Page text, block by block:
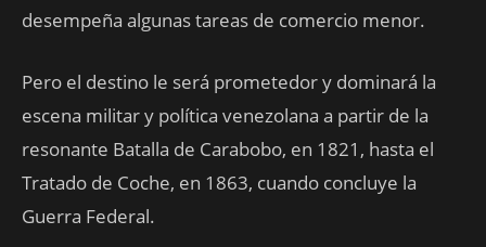
desempeña algunas tareas de comercio menor.
Pero el destino le será prometedor y dominará la
escena militar y política venezolana a partir de la
resonante Batalla de Carabobo, en 1821, hasta el
Tratado de Coche, en 1863, cuando concluye la
Guerra Federal.